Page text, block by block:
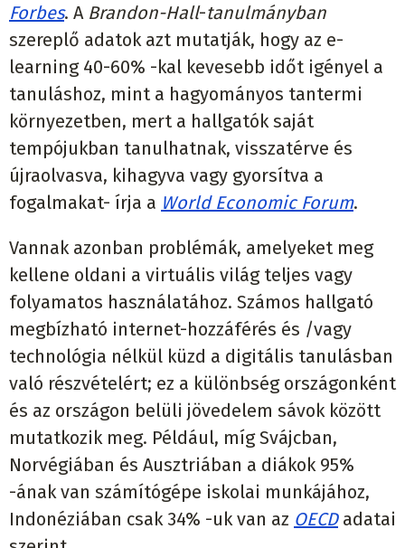
Forbes. A Brandon-Hall-tanulmányban
szereplő adatok azt mutatják, hogy az e-
learning 40-60% -kal kevesebb időt igényel a
tanuláshoz, mint a hagyományos tantermi
környezetben, mert a hallgatók saját
tempójukban tanulhatnak, visszatérve és
újraolvasva, kihagyva vagy gyorsítva a
fogalmakat- írja a World Economic Forum.
Vannak azonban problémák, amelyeket meg
kellene oldani a virtuális világ teljes vagy
folyamatos használatához. Számos hallgató
megbízható internet-hozzáférés és /vagy
technológia nélkül küzd a digitális tanulásban
való részvételért; ez a különbség országonként
és az országon belüli jövedelem sávok között
mutatkozik meg. Például, míg Svájcban,
Norvégiában és Ausztriában a diákok 95%
-ának van számítógépe iskolai munkájához,
Indonéziában csak 34% -uk van az OECDadatai